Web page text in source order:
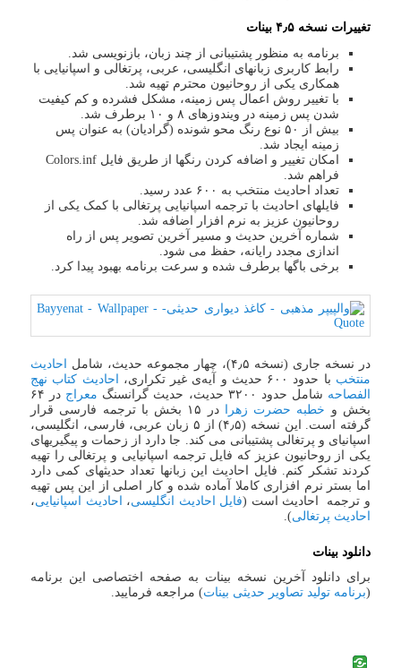
تغییرات نسخه ۴٫۵ بینات
برنامه به منظور پشتیبانی از چند زبان، بازنویسی شد.
رابط کاربری زبانهای انگلیسی، عربی، پرتغالی و اسپانیایی با
همکاری یکی از روحانیون محترم تهیه شد.
با تغییر روش اعمال پس زمینه، مشکل فشرده و کم کیفیت
شدن پس زمینه در ویندوزهای ۸ و ۱۰ برطرف شد.
بیش از ۵۰ نوع رنگ محو شونده (گرادیان) به عنوان پس
زمینه ایجاد شد.
امکان تغییر و اضافه کردن رنگها از طریق فایل Colors.inf
فراهم شد.
تعداد احادیث منتخب به ۶۰۰ عدد رسید.
فایلهای احادیث با ترجمه اسپانیایی پرتغالی با کمک یکی از
روحانیون عزیز به نرم افزار اضافه شد.
شماره آخرین حدیث و مسیر آخرین تصویر پس از راه
اندازی مجدد رایانه، حفظ می شود.
برخی باگها برطرف شده و سرعت برنامه بهبود پیدا کرد.
در نسخه جاری (نسخه ۴٫۵)، چهار مجموعه حدیث، شامل
احادیث
منتخب با حدود ۶۰۰ حدیث و آیه‌ی غیر تکراری،
احادیث کتاب نهج
الفصاحه شامل حدود ۳۲۰۰ حدیث، حدیث گرانسنگ معراج
در ۶۴
بخش و خطبه حضرت زهرا
در ۱۵ بخش با ترجمه فارسی قرار
گرفته است. این نسخه (۴٫۵) از ۵ زبان عربی، فارسی، انگلیسی،
اسپانیای و پرتغالی پشتیبانی می کند. جا دارد از زحمات و پیگیریهای
یکی از روحانیون عزیز که فایل ترجمه اسپانیایی و پرتغالی را تهیه
کردند تشکر کنم. فایل احادیث این زبانها تعداد حدیثهای کمی دارد
اما بستر نرم افزاری کاملا آماده شده و کار اصلی از این پس تهیه
و ترجمه احادیث است (فایل احادیث انگلیسی، احادیث اسپانیایی،
احادیث پرتغالی).
دانلود بینات
برای دانلود آخرین نسخه بینات به صفحه اختصاصی این برنامه
(برنامه تولید تصاویر حدیثی بینات) مراجعه فرمایید.